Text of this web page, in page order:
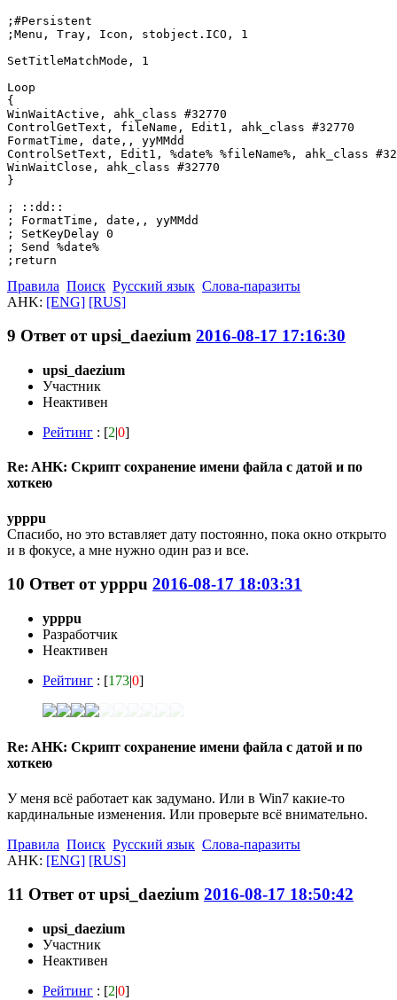
;#Persistent
;Menu, Tray, Icon, stobject.ICO, 1
SetTitleMatchMode, 1
Loop
{
WinWaitActive, ahk_class #32770
ControlGetText, fileName, Edit1, ahk_class #32770
FormatTime, date,, yyMMdd
ControlSetText, Edit1, %date% %fileName%, ahk_class
WinWaitClose, ahk_class #32770
}
; ::dd::
; FormatTime, date,, yyMMdd
; SetKeyDelay 0
; Send %date%
;return
Правила Поиск Русский язык Слова-паразиты
AHK: [ENG] [RUS]
9 Ответ отupsi_daezium 2016-08-17 17:16:30
upsi_daezium
Участник
Неактивен
Рейтинг : [2|0]
Re: AHK: Скрипт сохранение имени файла с датой и по
хоткею
ypppu
Спасибо, но это вставляет дату постоянно, пока окно открыто
и в фокусе, а мне нужно один раз и все.
10 Ответ отypppu 2016-08-17 18:03:31
ypppu
Разработчик
Неактивен
Рейтинг : [173|0]
Re: AHK: Скрипт сохранение имени файла с датой и по
хоткею
У меня всё работает как задумано. Или в Win7 какие-то
кардинальные изменения. Или проверьте всё внимательно.
Правила Поиск Русский язык Слова-паразиты
AHK: [ENG] [RUS]
11 Ответ отupsi_daezium 2016-08-17 18:50:42
upsi_daezium
Участник
Неактивен
Рейтинг : [2|0]